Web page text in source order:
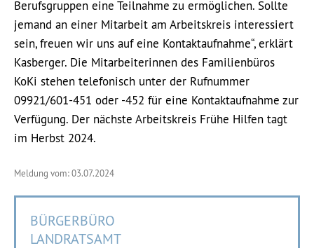
Berufsgruppen eine Teilnahme zu ermöglichen. Sollte
jemand an einer Mitarbeit am Arbeitskreis interessiert
sein, freuen wir uns auf eine Kontaktaufnahme“, erklärt
Kasberger. Die Mitarbeiterinnen des Familienbüros
KoKi stehen telefonisch unter der Rufnummer
09921/601-451 oder -452 für eine Kontaktaufnahme zur
Verfügung. Der nächste Arbeitskreis Frühe Hilfen tagt
im Herbst 2024.
Meldung vom: 03.07.2024
BÜRGERBÜRO
LANDRATSAMT